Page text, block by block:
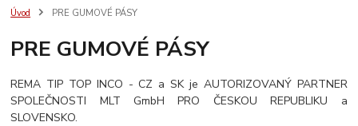
Úvod PRE GUMOVÉ PÁSY
PRE GUMOVÉ PÁSY
REMA TIP TOP INCO - CZ a SK je AUTORIZOVANÝ PARTNER
SPOLEČNOSTI MLT GmbH PRO ČESKOU REPUBLIKU a
SLOVENSKO.